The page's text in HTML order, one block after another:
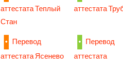
аттестата Теплый
Стан
аттестата
Перевод
аттестата Ясенево
Перевод
аттестата